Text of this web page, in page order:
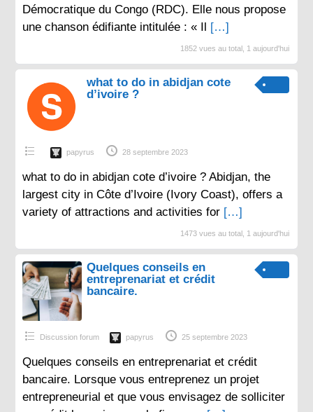
Démocratique du Congo (RDC). Elle nous propose
une chanson édifiante intitulée : « Il […]
1852 vues au total, 1 aujourd'hui
what to do in abidjan cote
d’ivoire ?
papyrus 28 septembre 2023
what to do in abidjan cote d’ivoire ? Abidjan, the
largest city in Côte d’Ivoire (Ivory Coast), offers a
variety of attractions and activities for […]
1473 vues au total, 1 aujourd'hui
Quelques conseils en
entreprenariat et crédit
bancaire.
Discussion forum papyrus 25 septembre 2023
Quelques conseils en entreprenariat et crédit
bancaire. Lorsque vous entreprenez un projet
entrepreneurial et que vous envisagez de solliciter